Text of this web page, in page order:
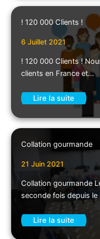
! 120 000 Clients !
6 Juillet 2021
! 120 000 Clients !
clients en France et…
Lire la suite
Collation gourmande
21 Juin 2021
Collation gourmande
seconde fois depuis
Lire la suite